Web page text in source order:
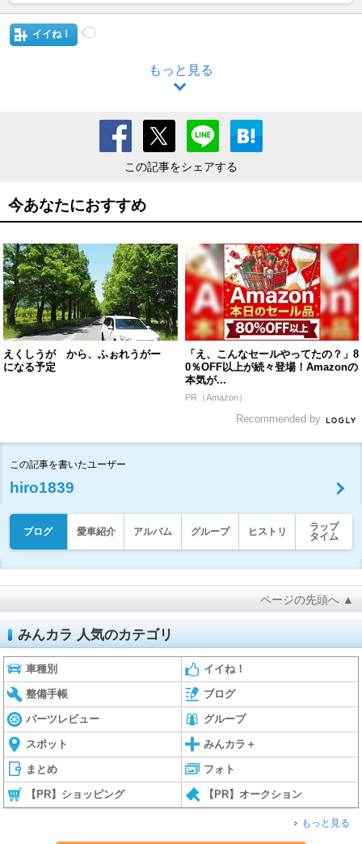
イイね！
もっと見る
この記事をシェアする
今あなたにおすすめ
えくしうが から、ふぉれうがー
になる予定
「え、こんなセールやってたの？」8
0％OFF以上が続々登場！Amazonの
本気が...
PR（Amazon）
Recommended by
この記事を書いたユーザー
hiro1839
ブログ 愛車紹介 アルバム グループ ヒストリ
ラップ
タイム
ページの先頭へ ▲
みんカラ 人気のカテゴリ
車種別 イイね！
整備手帳 ブログ
パーツレビュー グループ
スポット みんカラ＋
まとめ フォト
【PR】ショッピング 【PR】オークション
もっと見る